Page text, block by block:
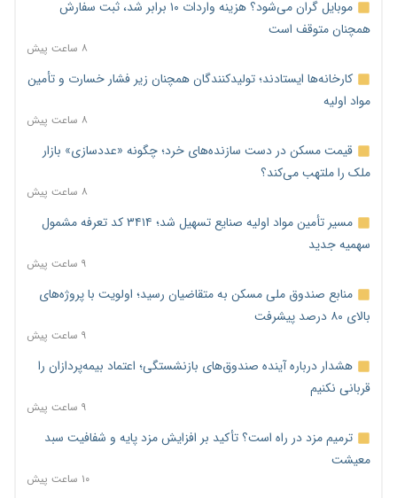
موبایل گران می‌شود؟ هزینه واردات ۱۰ برابر شد، ثبت سفارش
همچنان متوقف است
۸ ساعت پیش
کارخانه‌ها ایستادند؛ تولیدکنندگان همچنان زیر فشار خسارت و تأمین
مواد اولیه
۸ ساعت پیش
قیمت مسکن در دست سازنده‌های خرد؛ چگونه «عددسازی» بازار
ملک را ملتهب می‌کند؟
۸ ساعت پیش
مسیر تأمین مواد اولیه صنایع تسهیل شد؛ ۳۴۱۴ کد تعرفه مشمول
سهمیه جدید
۹ ساعت پیش
منابع صندوق ملی مسکن به متقاضیان رسید؛ اولویت با پروژه‌های
بالای ۸۰ درصد پیشرفت
۹ ساعت پیش
هشدار درباره آینده صندوق‌های بازنشستگی؛ اعتماد بیمه‌پردازان را
قربانی نکنیم
۹ ساعت پیش
ترمیم مزد در راه است؟ تأکید بر افزایش مزد پایه و شفافیت سبد
معیشت
۱۰ ساعت پیش